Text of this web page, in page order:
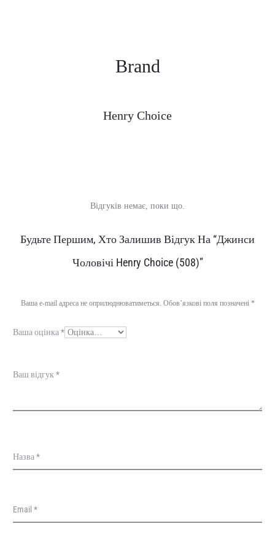
Brand
Henry Choice
В
у
и
Відгуків немає, поки що.
Будьте Першим, Хто Залишив Відгук На “Джинси
Чоловічі Henry Choice (508)”
Ваша e-mail адреса не оприлюднюватиметься. Обов’язкові поля позначені *
Ваша оцінка*
Ваш відгук*
Назва*
Email *